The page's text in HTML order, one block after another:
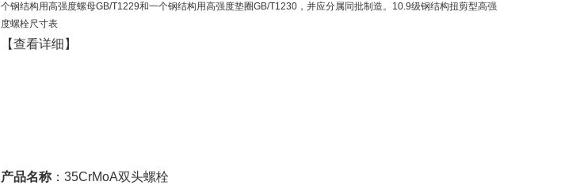
个钢结构用高强度螺母GB/T1229和一个钢结构用高强度垫圈GB/T1230，并应分属同批制造。10.9级钢结构扭剪型高强
度螺栓尺寸表
【查看详细】
产品名称 ： 35CrMoA双头螺栓